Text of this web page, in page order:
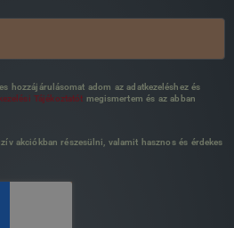
hozzájárulásomat adom az adatkezeléshez és
Tájékoztatót megismertem és az abban
akciókban részesülni, valamit hasznos és érdekes